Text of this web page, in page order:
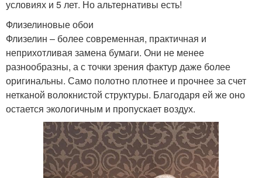
условиях и 5 лет. Но альтернативы есть!
Флизелиновые обои
Флизелин – более современная, практичная и
неприхотливая замена бумаги. Они не менее
разнообразны, а с точки зрения фактур даже более
оригинальны. Само полотно плотнее и прочнее за счет
нетканой волокнистой структуры. Благодаря ей же оно
остается экологичным и пропускает воздух.